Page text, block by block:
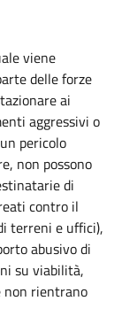
viene
delle forze
ai
aggressivi o
pericolo
non possono
di
contro il
terreni e uffici),
abusivo di
su viabilità,
non rientrano